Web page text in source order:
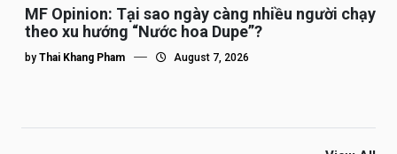
MF Opinion: Tại sao ngày càng nhiều người chạy
theo xu hướng “Nước hoa Dupe”?
by Thai Khang Pham August 7, 2026